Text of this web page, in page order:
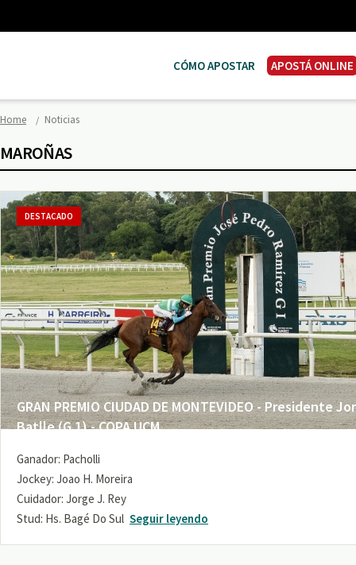
CÓMO APOSTAR APOSTÁ ONLINE
Home Noticias
MAROÑAS
GRAN PREMIO CIUDAD DE MONTEVIDEO - Presidente
Batlle (G 1) - COPA UCM
DESTACADO
Ganador: Pacholli
Jockey: Joao H. Moreira
Cuidador: Jorge J. Rey
Stud: Hs. Bagé Do Sul Seguir leyendo